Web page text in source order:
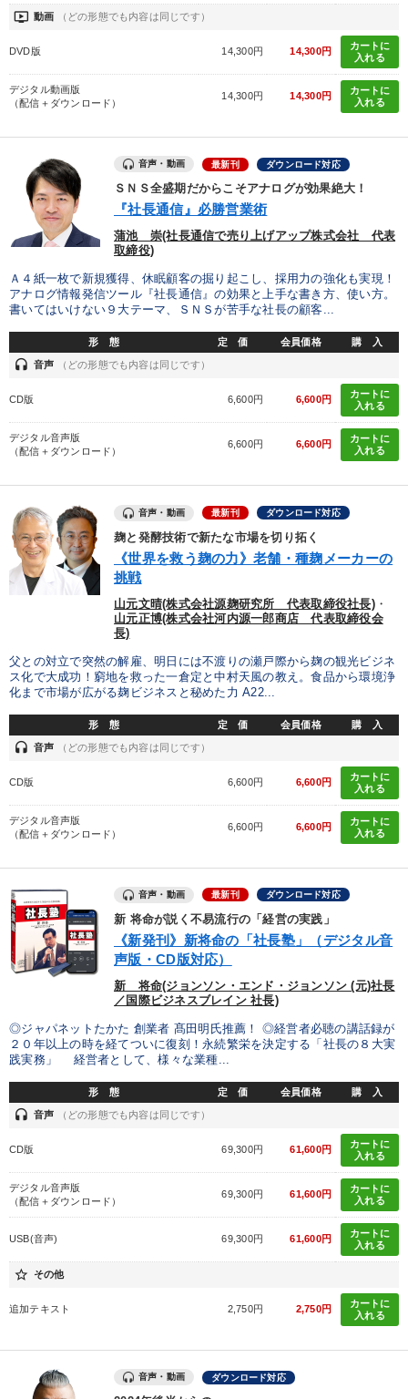
通販 採用
全国経営者セミナー収録物以外の経営教材（全762タイトル）からお探
しいただけます
カテゴリー
2025年夏季全国経営者セミナー収録講演ＣＤ・講演ＤＶＤ・デジ
タル版（音声／動画ストリーミング・ダウンロード）
数字・税務・決算書 【4月】音声・映像
成功哲学・人間学 【5月】音声・映像
後継社長・アトツギ 会社のパフォーマンスを高める講話
仕事のスキルと人間力を高める知恵を身につける
最新刊・戦略参謀ChatGPT実戦法と中小企業のDXと講話ご案内
財務・数字力の向上 新事業・新商品づくり
経営を改善したい 財務・数字力の向上
社員研修を行いたい 経営体系を学びたい
キーワード
経営計画 インバウンド 営業力強化
※「更新」を押すと「カテゴリー」「目的別」「キーワード」を更新いただけます。
タグから探す refresh 更新する
タグ・キーワード
テレビ・ネットで話題 M&A
SDGs インフレ対策・値上げ
リーダーシップ 聞き手・作間信司 IT・デジタル活用
サービス 話し方 DX マーケティング 金融
松下幸之助 ドラッカー 推薦
※「更新」を押すと「タグ・キーワード」を更新いただけます。
ondemand_video 動画 （どの形態でも内容は同じです）
DVD版 14,300円 14,300円
カートに
入れる
デジタル動画版
（配信＋ダウンロード）
14,300円 14,300円
カートに
入れる
音声・動画 最新刊 ダウンロード対応
ＳＮＳ全盛期だからこそアナログが効果絶大！
『社長通信』必勝営業術
蒲池 崇(社長通信で売り上げアップ株式会社 代表
取締役)
Ａ４紙一枚で新規獲得、休眠顧客の掘り起こし、採用力の強化も実現！
アナログ情報発信ツール『社長通信』の効果と上手な書き方、使い方。
書いてはいけない９大テーマ、ＳＮＳが苦手な社長の顧客...
形 態 定 価 会員価格 購 入
headset 音声 （どの形態でも内容は同じです）
CD版 6,600円 6,600円
カートに
入れる
デジタル音声版
（配信＋ダウンロード）
6,600円 6,600円
カートに
入れる
音声・動画 最新刊 ダウンロード対応
麹と発酵技術で新たな市場を切り拓く
《世界を救う麹の力》老舗・種麹メーカーの
挑戦
山元文晴(株式会社源麹研究所 代表取締役社長)・
山元正博(株式会社河内源一郎商店 代表取締役会
長)
父との対立で突然の解雇、明日には不渡りの瀬戸際から麹の観光ビジネ
ス化で大成功！窮地を救った一倉定と中村天風の教え。食品から環境浄
化まで市場が広がる麹ビジネスと秘めた力 A22...
形 態 定 価 会員価格 購 入
headset 音声 （どの形態でも内容は同じです）
CD版 6,600円 6,600円
カートに
入れる
デジタル音声版
（配信＋ダウンロード）
6,600円 6,600円
カートに
入れる
音声・動画 最新刊 ダウンロード対応
新 将命が説く不易流行の「経営の実践」
《新発刊》新将命の「社長塾」（デジタル音
声版・CD版対応）
新 将命(ジョンソン・エンド・ジョンソン (元)社長
／国際ビジネスブレイン 社長)
◎ジャパネットたかた 創業者 髙田明氏推薦！ ◎経営者必聴の講話録が
２０年以上の時を経てついに復刻！永続繁栄を決定する「社長の８大実
践実務」 経営者として、様々な業種...
形 態 定 価 会員価格 購 入
headset 音声 （どの形態でも内容は同じです）
CD版 69,300円 61,600円
カートに
入れる
デジタル音声版
（配信＋ダウンロード）
69,300円 61,600円
カートに
入れる
USB(音声) 69,300円 61,600円
カートに
入れる
star_border その他
追加テキスト 2,750円 2,750円
カートに
入れる
音声・動画 ダウンロード対応